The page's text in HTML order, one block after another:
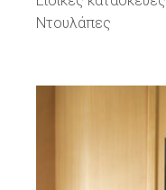
Ντουλάπες